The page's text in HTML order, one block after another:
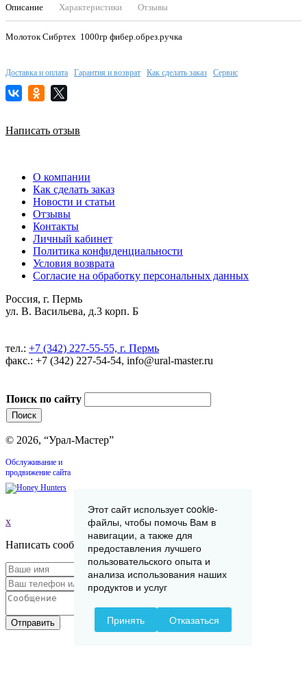
Описание Характеристики Отзывы
Молоток Сибртех 1000гр фибер.обрез.ручка
Доставка и оплата Гарантия и возврат Как сделать заказ Сервис
Написать отзыв
О компании
Как сделать заказ
Новости и статьи
Отзывы
Контакты
Личный кабинет
Политика конфиденциальности
Условия возврата
Согласие на обработку персональных данных
Россия, г. Пермь
ул. В. Васильева, д.3 корп. Б
тел.: +7 (342) 227-55-55, г. Пермь
факс.: +7 (342) 227-54-54, info@ural-master.ru
Поиск по сайту
© 2026, “Урал-Мастер”
Обслуживание и
продвижение сайта
x
Написать сообщение
Отправить
Этот сайт использует cookie-
файлы, чтобы помочь Вам в
навигации, а также для
предоставления лучшего
пользовательского опыта и
анализа использования наших
продуктов и услуг
Принять Отказаться